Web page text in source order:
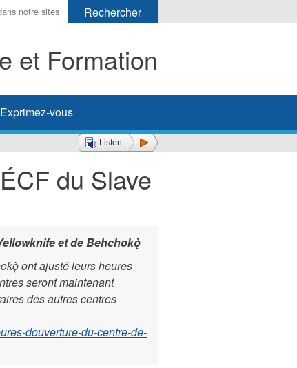
et Formation
Exprimez-vous
Listen
du Slave
et de Behchokǫ̀
ont ajusté leurs heures
seront maintenant
des autres centres
douverture-du-centre-de-